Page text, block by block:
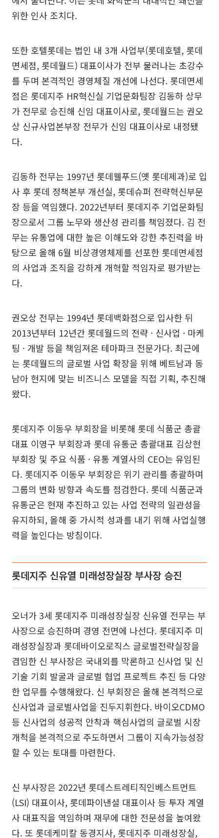
위한 인사 조치다.
또한 호텔롯데는 법인 내 3개 사업부(롯데호텔, 롯데
면세점, 롯데월드) 대표이사가 전부 물러나는 초강수
를 두며 본격적인 경영체질 개선에 나선다. 롯데면세
점은 롯데지주 HR혁신실 기업문화팀장 김동하 상무
가 전무로 승진해 신임 대표이사로, 롯데월드는 권오
상 신규사업본부장 전무가 신임 대표이사로 내정됐
다.
김동하 전무는 1997년 롯데웰푸드(옛 롯데제과)로 입
사 후 롯데 정책본부 개선실, 롯데슈퍼 전략혁신부문
장 등을 역임했다. 2022년부터 롯데지주 기업문화팀
장으로서 그룹 노무와 생산성 관리를 책임졌다. 김 전
무는 유통업에 대한 높은 이해도와 강한 추진력을 바
탕으로 올해 6월 비상경영체제를 선포한 롯데면세점
의 사업과 조직을 강하게 개혁할 적임자로 평가받는
다.
권오상 전무는 1994년 롯데백화점으로 입사한 뒤
2013년부터 12년간 롯데월드의 전략 · 신사업 · 마케
팅 · 개발 등을 책임져온 테마파크 전문가다. 최근에
는 롯데월드의 글로벌 사업 확장을 위해 베트남과 동
남아 현지에 맞는 비즈니스 모델을 직접 기획, 추진해
왔다.
롯데지주 이동우 부회장을 비롯해 롯데 식품군 총괄
대표 이영구 부회장과 롯데 유통군 총괄대표 김상현
부회장 및 주요 식품 · 유통 계열사의 CEO는 유임된
다. 롯데지주 이동우 부회장은 위기 관리를 총괄하며
그룹의 변화 방향과 속도를 점검한다. 롯데 식품군과
유통군은 현재 추진하고 있는 사업 전략의 일관성을
유지하되, 올해 중 가시적 성과를 내기 위해 사업실행
력을 높인다는 방침이다.
롯데지주 신유열 미래성장실장 부사장 승진
오너가 3세 롯데지주 미래성장실장 신유열 전무는 부
사장으로 승진하며 경영 전면에 나선다. 롯데지주 미
래성장실장과 롯데바이오로직스 글로벌전략실장을
겸임한 신 부사장은 국내외를 막론하고 신사업 및 신
기술 기회 발굴과 글로벌 협업 프로젝트 추진 등 다양
한 업무를 수행해왔다. 신 부회장은 올해 본격적으로
신사업과 글로벌사업을 진두지휘한다. 바이오CDMO
등 신사업의 성공적 안착과 핵심사업의 글로벌 시장
개척을 본격적으로 주도하면서 그룹이 지속가능성장
할 수 있는 토대를 마련한다.
신 부사장은 2022년 롯데스트레티직인베스트먼트
(LSI) 대표이사, 롯데파이낸셜 대표이사 등 투자 계열
사 대표직을 역임하며 재무에 대한 전문성을 높여왔
다. 또 롯데케미칼 동경지사, 롯데지주 미래성장실,